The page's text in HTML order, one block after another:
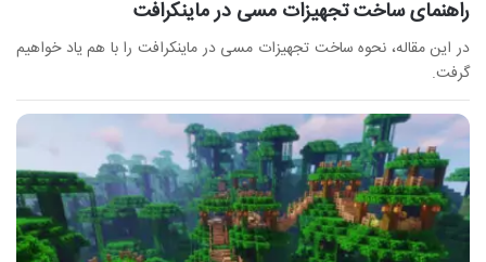
راهنمای ساخت تجهیزات مسی در ماینکرافت
در این مقاله، نحوه ساخت تجهیزات مسی در ماینکرافت را با هم یاد خواهیم
گرفت.